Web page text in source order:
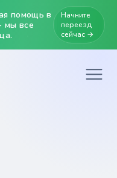
помощь в
мы все
Начните
переезд
сейчас →